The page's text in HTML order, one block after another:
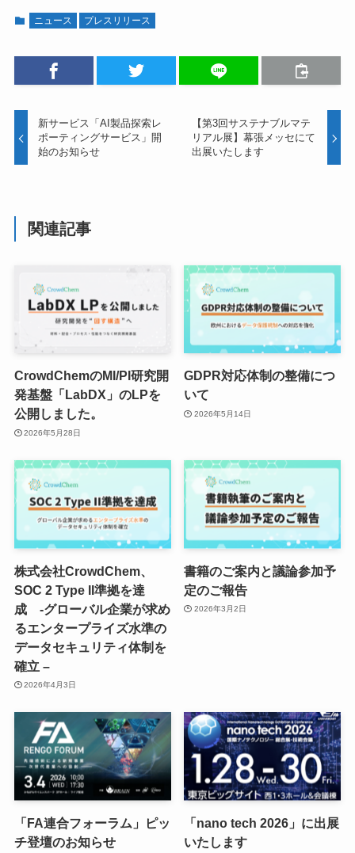
ニュース プレスリリース
新サービス「AI製品探索レ
ポーティングサービス」開
始のお知らせ
【第3回サステナブルマテ
リアル展】幕張メッセにて
出展いたします
関連記事
CrowdChemのMI/PI研究開
発基盤「LabDX」のLPを
公開しました。
2026年5月28日
GDPR対応体制の整備につ
いて
2026年5月14日
株式会社CrowdChem、
SOC 2 Type II準拠を達
成 -グローバル企業が求め
るエンタープライズ水準の
データセキュリティ体制を
確立 –
2026年4月3日
書籍のご案内と議論参加予
定のご報告
2026年3月2日
「FA連合フォーラム」ピッ
チ登壇のお知らせ
「nano tech 2026」に出展
いたします